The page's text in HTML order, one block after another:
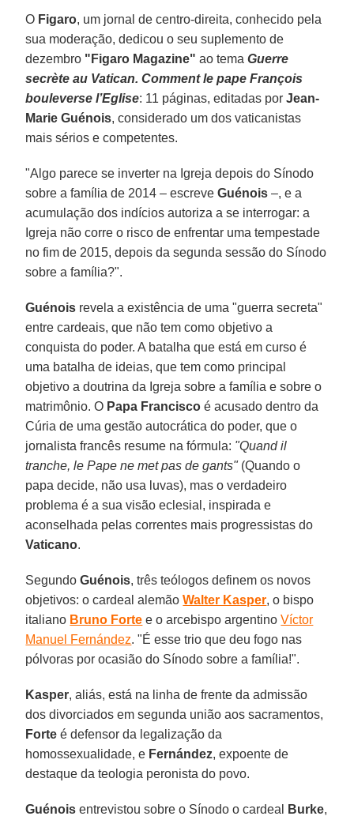
O Figaro, um jornal de centro-direita, conhecido pela
sua moderação, dedicou o seu suplemento de
dezembro "Figaro Magazine" ao temaGuerre
secrète au Vatican. Comment le pape François
bouleverse l’Eglise: 11 páginas, editadas porJean-
Marie Guénois, considerado um dos vaticanistas
mais sérios e competentes.
"Algo parece se inverter na Igreja depois do Sínodo
sobre a família de 2014 – escreveGuénois –, e a
acumulação dos indícios autoriza a se interrogar: a
Igreja não corre o risco de enfrentar uma tempestade
no fim de 2015, depois da segunda sessão do Sínodo
sobre a família?".
Guénois revela a existência de uma "guerra secreta"
entre cardeais, que não tem como objetivo a
conquista do poder. A batalha que está em curso é
uma batalha de ideias, que tem como principal
objetivo a doutrina da Igreja sobre a família e sobre o
matrimônio. O Papa Francisco é acusado dentro da
Cúria de uma gestão autocrática do poder, que o
jornalista francês resume na fórmula: "Quand il
tranche, le Pape ne met pas de gants"(Quando o
papa decide, não usa luvas), mas o verdadeiro
problema é a sua visão eclesial, inspirada e
aconselhada pelas correntes mais progressistas do
Vaticano.
SegundoGuénois, três teólogos definem os novos
objetivos: o cardeal alemãoWalter Kasper, o bispo
italiano Bruno Forte e o arcebispo argentinoVíctor
Manuel Fernández. "É esse trio que deu fogo nas
pólvoras por ocasião do Sínodo sobre a família!".
Kasper, aliás, está na linha de frente da admissão
dos divorciados em segunda união aos sacramentos,
Forte é defensor da legalização da
homossexualidade, e Fernández, expoente de
destaque da teologia peronista do povo.
Guénois entrevistou sobre o Sínodo o cardeal Burke,